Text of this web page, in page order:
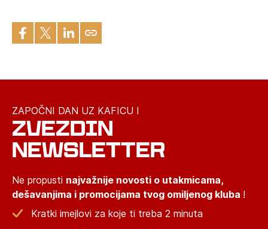
ZAPOČNI DAN UZ KAFICU I
ZVEZDIN
NEWSLETTER
Ne propusti najvažnije novosti o utakmicama,
dešavanjima i promocijama tvog omiljenog kluba !
Kratki imejlovi za koje ti treba 2 minuta